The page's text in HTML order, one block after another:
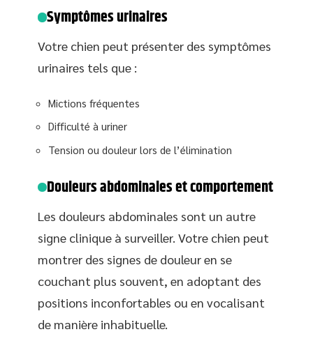
Symptômes urinaires
Votre chien peut présenter des symptômes
urinaires tels que :
Mictions fréquentes
Difficulté à uriner
Tension ou douleur lors de l’élimination
Douleurs abdominales et comportement
Les douleurs abdominales sont un autre
signe clinique à surveiller. Votre chien peut
montrer des signes de douleur en se
couchant plus souvent, en adoptant des
positions inconfortables ou en vocalisant
de manière inhabituelle.